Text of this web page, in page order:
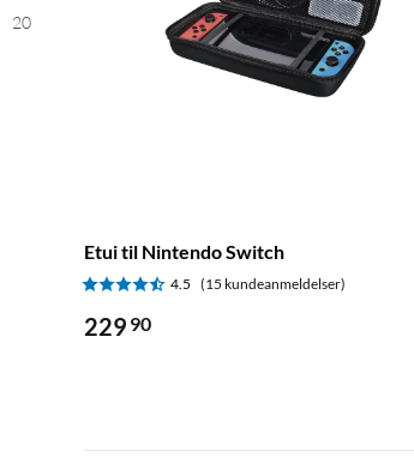
20
Etui til Nintendo Switch
4.5 (15 kundeanmeldelser)
229 90